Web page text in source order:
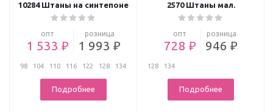
10284 Штаны на синтепоне
опт
1 533 ₽
розница
1 993 ₽
98 104 110 116 122 128 134
Подробнее
2570 Штаны мал.
опт
728 ₽
розница
946 ₽
128 134
Подробнее